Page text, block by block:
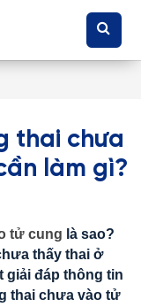
thai chưa
làm gì?
tử cung là sao?
thấy thai ở
giải đáp thông tin
thai chưa vào tử